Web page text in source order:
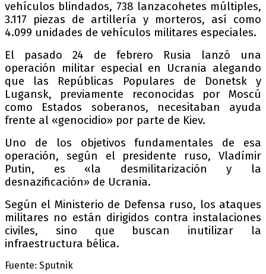
vehículos blindados, 738 lanzacohetes múltiples,
3.117 piezas de artillería y morteros, así como
4.099 unidades de vehículos militares especiales.
El pasado 24 de febrero Rusia lanzó una
operación militar especial en Ucrania alegando
que las Repúblicas Populares de Donetsk y
Lugansk, previamente reconocidas por Moscú
como Estados soberanos, necesitaban ayuda
frente al «genocidio» por parte de Kiev.
Uno de los objetivos fundamentales de esa
operación, según el presidente ruso, Vladímir
Putin, es «la desmilitarización y la
desnazificación» de Ucrania.
Según el Ministerio de Defensa ruso, los ataques
militares no están dirigidos contra instalaciones
civiles, sino que buscan inutilizar la
infraestructura bélica.
Fuente: Sputnik